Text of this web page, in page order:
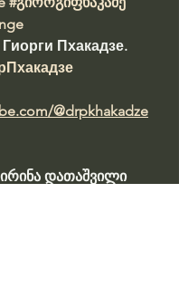
Пхакадзе.
@drpkhakadze
ირინა დათაშვილი